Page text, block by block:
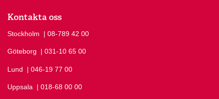
Kontakta oss
Stockholm Ring Stockholm på
| 08-789 42 00
Göteborg Ring Göteborg på
| 031-10 65 00
Lund Ring Lund på
| 046-19 77 00
Uppsala Ring Uppsala på
| 018-68 00 00